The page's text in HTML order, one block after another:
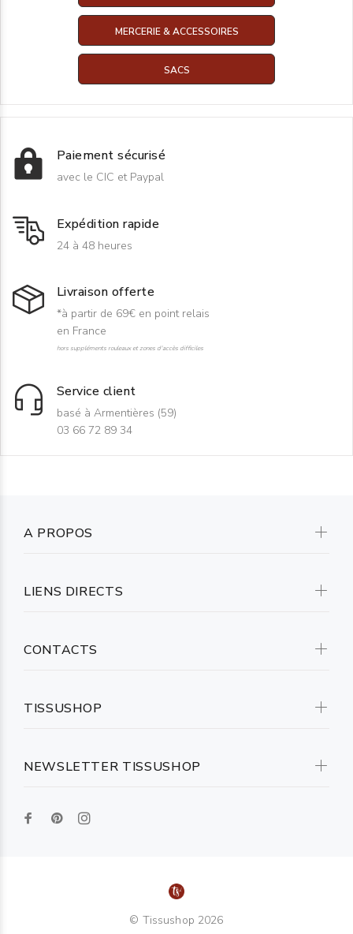
MERCERIE & ACCESSOIRES
SACS
Paiement sécurisé
avec le CIC et Paypal
Expédition rapide
24 à 48 heures
Livraison offerte
*à partir de 69€ en point relais
en France
hors suppléments rouleaux et zones d'accès difficiles
Service client
basé à Armentières (59)
03 66 72 89 34
NEWSLETTER TISSUSHOP
A PROPOS
LIENS DIRECTS
CONTACTS
TISSUSHOP
© Tissushop 2026